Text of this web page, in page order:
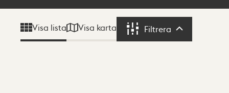
Visa lista Visa karta Filtrera Filtrera